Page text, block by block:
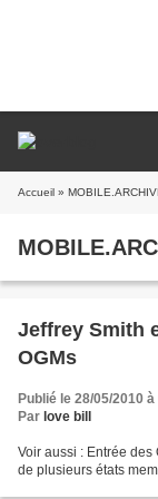
Accueil »
Jeffrey Smith
OGMs
Publié le 28/05/2010
Par love bill
Voir aussi : Entrée
de plusieurs états